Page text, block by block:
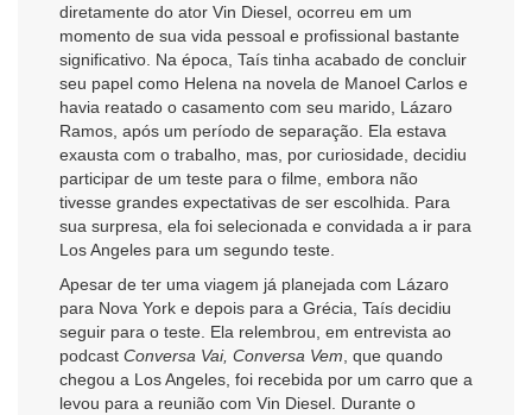
diretamente do ator Vin Diesel, ocorreu em um
momento de sua vida pessoal e profissional bastante
significativo. Na época, Taís tinha acabado de concluir
seu papel como Helena na novela de Manoel Carlos e
havia reatado o casamento com seu marido, Lázaro
Ramos, após um período de separação. Ela estava
exausta com o trabalho, mas, por curiosidade, decidiu
participar de um teste para o filme, embora não
tivesse grandes expectativas de ser escolhida. Para
sua surpresa, ela foi selecionada e convidada a ir para
Los Angeles para um segundo teste.
Apesar de ter uma viagem já planejada com Lázaro
para Nova York e depois para a Grécia, Taís decidiu
seguir para o teste. Ela relembrou, em entrevista ao
podcast Conversa Vai, Conversa Vem , que quando
chegou a Los Angeles, foi recebida por um carro que a
levou para a reunião com Vin Diesel. Durante o